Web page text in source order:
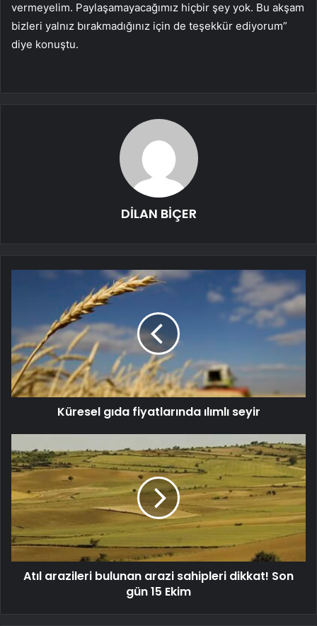
vermeyelim. Paylaşamayacağımız hiçbir şey yok. Bu akşam
bizleri yalnız bırakmadığınız için de teşekkür ediyorum”
diye konuştu.
DİLAN BİÇER
Küresel gıda fiyatlarında ılımlı seyir
Atıl arazileri bulunan arazi sahipleri dikkat! Son
gün 15 Ekim